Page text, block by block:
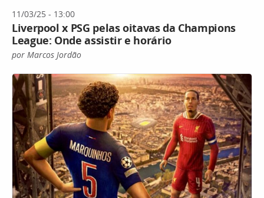
11/03/25 - 13:00
Liverpool x PSG pelas oitavas da Champions
League: Onde assistir e horário
por Marcos Jordão